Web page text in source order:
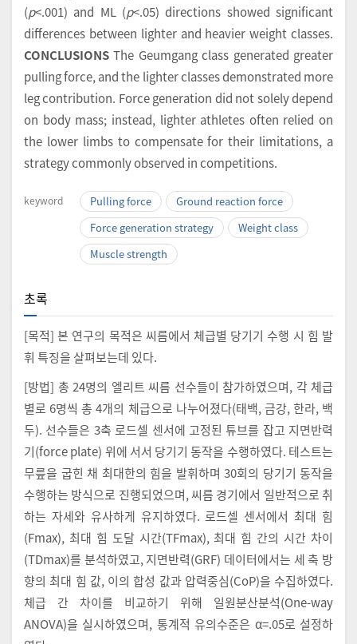
(p<.001) and ML (p<.05) directions showed significant
differences between lighter and heavier weight classes.
CONCLUSIONS The Geumgang class generated greater
pulling force, and the lighter classes demonstrated more
leg contribution. Force generation did not solely depend
on body mass; instead, lighter athletes often relied on
the lower limbs to compensate for their limitations, a
strategy commonly observed in competitions.
keyword Pulling force
Ground reaction force
Force generation strategy
Weight class
Muscle strength
초록
[목적] 본 연구의 목적은 씨름에서 체급별 당기기 수행 시 힘 발
휘 특징을 살펴보는데 있다.
[방법] 총 24명의 엘리트 씨름 선수들이 참가하였으며, 각 체급
별로 6명씩 총 4개의 체급으로 나누어졌다(태백, 금강, 한라, 백
두). 선수들은 3축 로드셀 센서에 고정된 튜브를 잡고 지면반력
기(force plate) 위에 서서 당기기 동작을 수행하였다. 테스트는
무릎을 굽힌 채 최대한의 힘을 발휘하며 30회의 당기기 동작을
수행하는 방식으로 진행되었으며, 씨름 경기에서 일반적으로 취
하는 자세와 유사하게 유지하였다. 로드셀 센서에서 최대 힘
(Fmax), 최대 힘 도달 시간(TFmax), 최대 힘 간의 시간 차이
(TDmax)를 분석하였고, 지면반력(GRF) 데이터에서는 세 축 방
향의 최대 힘 값, 이의 합성 값과 압력중심(CoP)을 수집하였다.
체급 간 차이를 비교하기 위해 일원분산분석(One-way
ANOVA)을 실시하였으며, 통계적 유의수준은 α=.05로 설정하